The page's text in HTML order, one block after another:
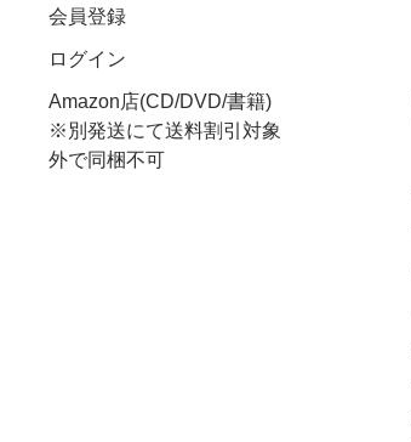
会員登録
ログイン
Amazon店(CD/DVD/書籍)
※別発送にて送料割引対象
外で同梱不可